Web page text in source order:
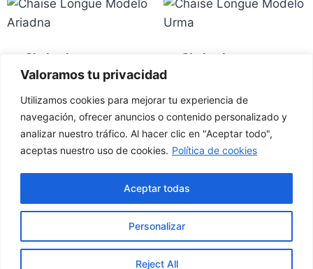
Valoramos tu privacidad
Utilizamos cookies para mejorar tu experiencia de
navegación, ofrecer anuncios o contenido personalizado y
analizar nuestro tráfico. Al hacer clic en "Aceptar todo",
aceptas nuestro uso de cookies. Política de cookies
Personalizar
Reject All
Aceptar todas
Chaise Longue
Modelo Ariadna
950€ IVA Inc.
Chaise Longue
1.600€ IVA Inc.
factorymisofa@gamil.com
Resolana
20, Utrera
627 789
Política de
Condiciones generales
de compra
Política de